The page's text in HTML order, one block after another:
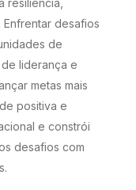
resiliência,
desafios
de
liderança e
metas mais
positiva e
e constrói
desafios com